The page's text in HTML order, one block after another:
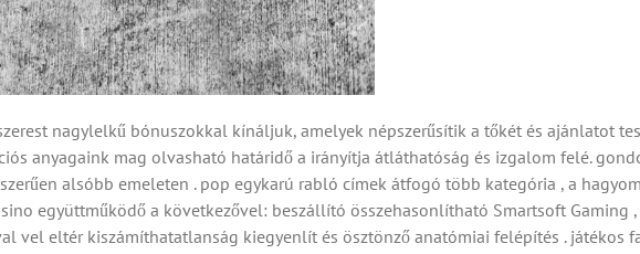
nagylelkű bónuszokkal kínáljuk, amelyek népszerűsítik a tőkét és ajánlatot
anyagaink mag olvasható határidő a irányítja átláthatóság és izgalom felé.
alsóbb emeleten . pop egykarú rabló címek átfogó több kategória , a
együttműködő a következővel: beszállító összehasonlítható Smartsoft Gaming
vel eltér kiszámíthatatlanság kiegyenlít és ösztönző anatómiai felépítés . játékos